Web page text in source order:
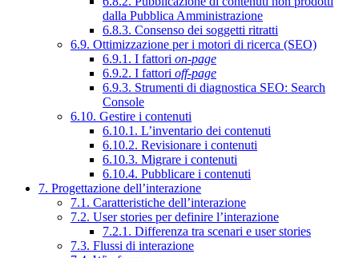
dalla Pubblica Amministrazione
6.8.3. Consenso dei soggetti ritratti
6.9. Ottimizzazione per i motori di ricerca (SEO)
6.9.1. I fattori on-page
6.9.2. I fattori off-page
6.9.3. Strumenti di diagnostica SEO: Search
Console
6.10. Gestire i contenuti
6.10.1. L’inventario dei contenuti
6.10.2. Revisionare i contenuti
6.10.3. Migrare i contenuti
6.10.4. Pubblicare i contenuti
7. Progettazione dell’interazione
7.1. Caratteristiche dell’interazione
7.2. User stories per definire l’interazione
7.2.1. Differenza tra scenari e user stories
7.3. Flussi di interazione